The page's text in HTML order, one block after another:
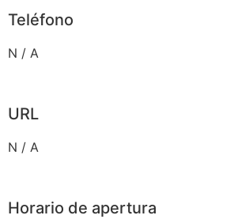
Teléfono
N / A
URL
N / A
Horario de apertura